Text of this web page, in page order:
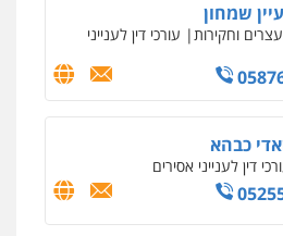
שמחון
וחקירות עורכי דין לענייני
כבהא
דין לענייני אסירים